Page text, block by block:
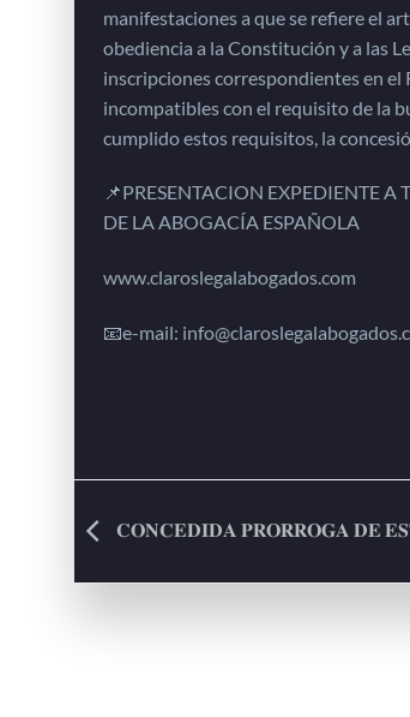
manifestaciones a que se refiere el
obediencia a la Constitución y a las
inscripciones correspondientes en
incompatibles con el requisito de la
cumplido estos requisitos, la
📌PRESENTACION EXPEDIENTE A
DE LA ABOGACÍA ESPAÑOLA
www.claroslegalabogados.com
📧e-mail:
𝐂𝐎𝐍𝐂𝐄𝐃𝐈𝐃𝐀 𝐏𝐑𝐎𝐑𝐑𝐎𝐆𝐀 𝐃𝐄